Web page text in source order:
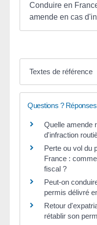
Conduire en
amende en cas
Textes de référence
Questions ?
Quelle amende
d'infraction
Perte ou vol du
France :
fiscal ?
Peut-on
permis délivré
Retour
rétablir son